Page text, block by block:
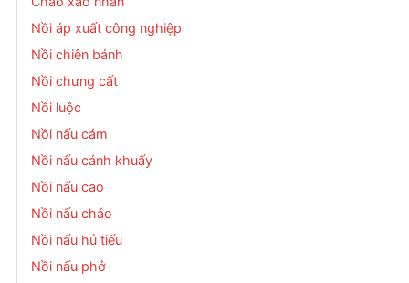
Nồi áp xuất công nghiệp
Nồi chiên bánh
Nồi chưng cất
Nồi luộc
Nồi nấu cám
Nồi nấu cánh khuấy
Nồi nấu cao
Nồi nấu cháo
Nồi nấu hủ tiếu
Nồi nấu phở